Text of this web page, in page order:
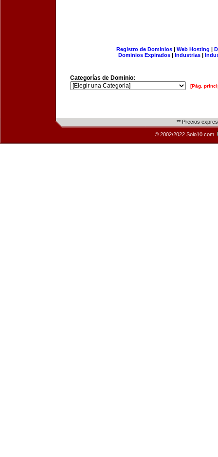
Registro de Dominios| Web Hosting |
Dominios Expirados | Industrias |
Categorías de Dominio:
[Pág.
** Precios
© 2002/2022 Solo10.com